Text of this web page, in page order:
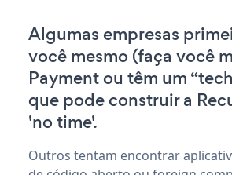
Algumas empresas
você mesmo (faça você
Payment ou têm um
que pode construir a
'no time'.
Outros tentam encontrar